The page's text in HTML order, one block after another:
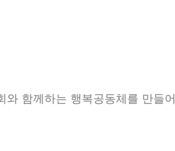
와 함께하는 행복공동체를 만들